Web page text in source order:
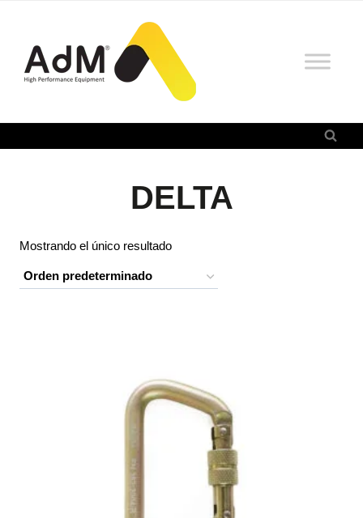
contenido
DELTA
Mostrando el único resultado